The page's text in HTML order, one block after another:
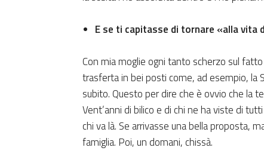
E se ti capitasse di tornare «alla vita
Con mia moglie ogni tanto scherzo sul
trasferta in bei posti come, ad esempio, la
subito. Questo per dire che è ovvio che la
Vent’anni di bilico e di chi ne ha viste di
chi va là. Se arrivasse una bella proposta,
famiglia. Poi, un domani, chissà.